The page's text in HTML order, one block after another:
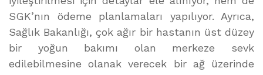
SGK’nın ödeme planlamaları yapılıyor. Ayrıca,
Sağlık Bakanlığı, çok ağır bir hastanın üst düzey
bir yoğun bakımı olan merkeze sevk
edilebilmesine olanak verecek bir ağ üzerinde